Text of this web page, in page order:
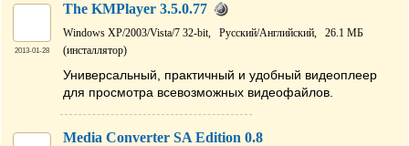
2013-01-28
The KMPlayer 3.5.0.77
Windows XP/2003/Vista/7 32-bit, Русский/Английский,
26.1 МБ
(инсталлятор)
Универсальный, практичный и удобный видеоплеер
для просмотра всевозможных видеофайлов.
Media Converter SA Edition 0.8